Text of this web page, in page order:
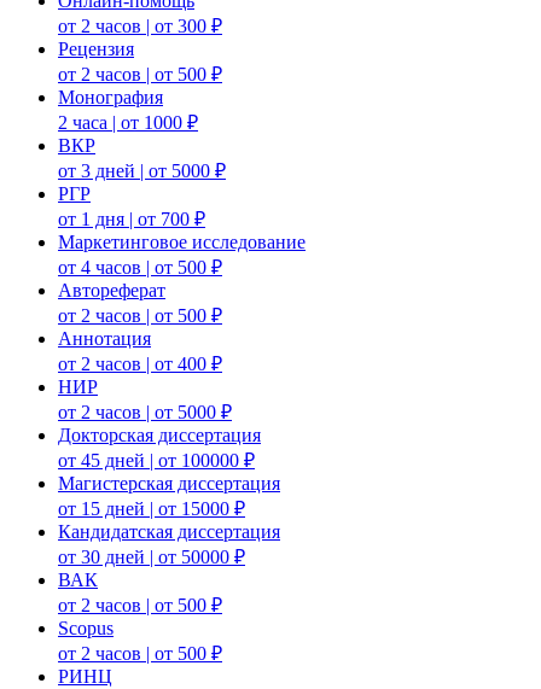
от 2 часов | от 300 ₽
Рецензия
от 2 часов | от 500 ₽
Монография
2 часа | от 1000 ₽
ВКР
от 3 дней | от 5000 ₽
РГР
от 1 дня | от 700 ₽
Маркетинговое исследование
от 4 часов | от 500 ₽
Автореферат
от 2 часов | от 500 ₽
Аннотация
от 2 часов | от 400 ₽
НИР
от 2 часов | от 5000 ₽
Докторская диссертация
от 45 дней | от 100000 ₽
Магистерская диссертация
от 15 дней | от 15000 ₽
Кандидатская диссертация
от 30 дней | от 50000 ₽
ВАК
от 2 часов | от 500 ₽
Scopus
от 2 часов | от 500 ₽
РИНЦ